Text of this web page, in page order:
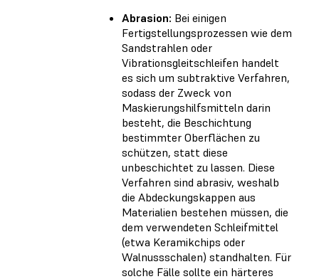
Abrasion: Bei einigen
Fertigstellungsprozessen wie dem
Sandstrahlen oder
Vibrationsgleitschleifen handelt
es sich um subtraktive Verfahren,
sodass der Zweck von
Maskierungshilfsmitteln darin
besteht, die Beschichtung
bestimmter Oberflächen zu
schützen, statt diese
unbeschichtet zu lassen. Diese
Verfahren sind abrasiv, weshalb
die Abdeckungskappen aus
Materialien bestehen müssen, die
dem verwendeten Schleifmittel
(etwa Keramikchips oder
Walnussschalen) standhalten. Für
solche Fälle sollte ein härteres